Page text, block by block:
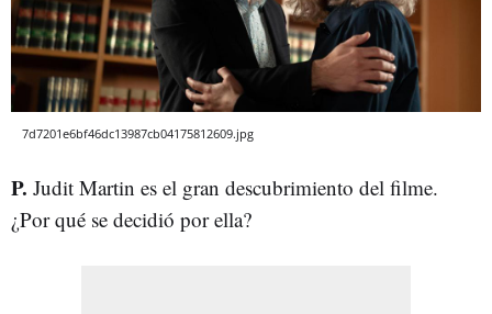
7d7201e6bf46dc13987cb04175812609.jpg
P. Judit Martin es el gran descubrimiento del filme.
¿Por qué se decidió por ella?